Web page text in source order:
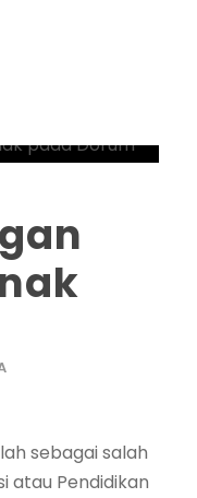
sebagai salah
atau Pendidikan